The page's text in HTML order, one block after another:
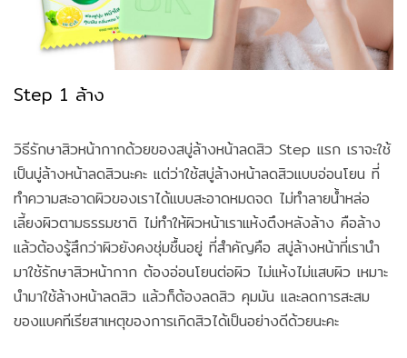
Step 1 ล้าง
วิธีรักษาสิวหน้ากากด้วยของสบู่ล้างหน้าลดสิว Step แรก เราจะใช้
เป็นบู่ล้างหน้าลดสิวนะคะ แต่ว่าใช้สบู่ล้างหน้าลดสิวแบบอ่อนโยน ที่
ทำความสะอาดผิวของเราได้แบบสะอาดหมดจด ไม่ทำลายน้ำหล่อ
เลี้ยงผิวตามธรรมชาติ ไม่ทำให้ผิวหน้าเราแห้งตึงหลังล้าง คือล้าง
แล้วต้องรู้สึกว่าผิวยังคงชุ่มชื้นอยู่ ที่สำคัญคือ สบู่ล้างหน้าที่เรานำ
มาใช้รักษาสิวหน้ากาก ต้องอ่อนโยนต่อผิว ไม่แห้งไม่แสบผิว เหมาะ
นำมาใช้ล้างหน้าลดสิว แล้วก็ต้องลดสิว คุมมัน และลดการสะสม
ของแบคทีเรียสาเหตุของการเกิดสิวได้เป็นอย่างดีด้วยนะคะ